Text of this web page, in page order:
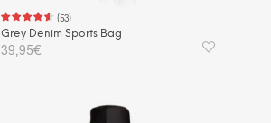
(53)
Grey Denim Sports Bag
39,95€